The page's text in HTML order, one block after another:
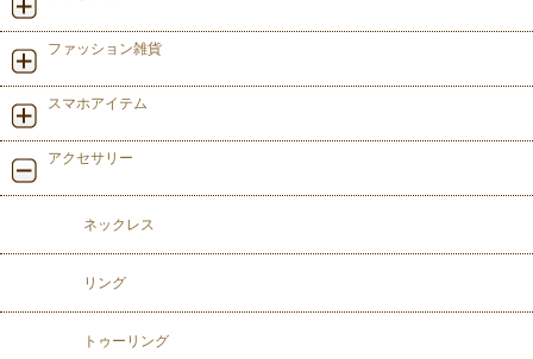
ファッション雑貨
スマホアイテム
アクセサリー
ネックレス
リング
トゥーリング